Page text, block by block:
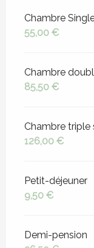
Tarifs 2026
Chambre
55,00 €
Chambre
85,50 €
Chambre triple
126,00 €
Petit-déjeuner
9,50 €
Demi-pension